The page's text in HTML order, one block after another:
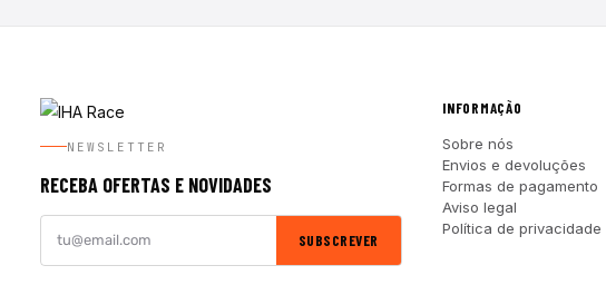
NEWSLETTER
RECEBA OFERTAS E NOVIDADES
SUBSCREVER
INFORMAÇÃO
Sobre nós
Envios e devoluções
Formas de pagamento
Aviso legal
Política de privacidade